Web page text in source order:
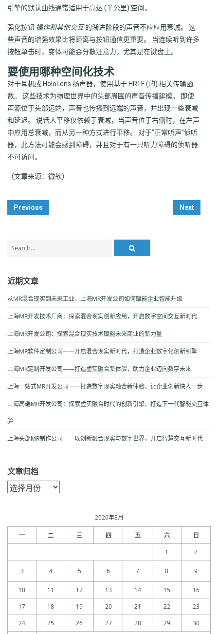
引擎的默认曲线通常适用于高达 (半公里) 空间。
强化按钮 操作和其他交互的渐进阶段的声音不应应用衰减。 这
些声音的增强效果比将距离与按钮通信更重要。 当连续听到许多
按钮单击时，变体可能会分散注意力，尤其是在键盘上。
要使用哪种空间化技术
对于耳机或 HoloLens 扬声器，使用基于 HRTF (的) 相关传输函
数。 这些技术为物理世界中的头部周围的声音传播建模。 即使
声源位于头部远端，声音也传播到远端的声音，并出现一些衰减
和延迟。 说话人平移仅依赖于衰减，当声音位于右侧时，在左声
中应用总衰减，而从另一种方式进行平移。 对于”正常听声”侦听
器，此方法可能会感到障碍，并且对于有一只听力障碍的侦听器
不可访问。
（文章来源：微软）
Post
Navigation
Previous Next
for:
近期文章
从MR混合现实到未来工业，上海MR开发公司如何赋能企业智能升级
上海MR开发技术厂商：探索混合现实创新应用，开启数字空间交互新时代
上海MR开发公司：探索混合现实技术赋能未来商业的新力量
上海MR软件定制公司——开启混合现实新时代，打造企业数字化创新引擎
上海MR定制开发公司——打造虚实融合新体验，助力企业迈向数字未来
上海一站式MR开发公司——打造数字现实融合新体验，让企业创新快人一步
上海高端MR开发公司：探索虚实融合时代的创新引擎，打造下一代智能交互体
验
上海头部MR制作公司——以创新融合现实与数字世界，开启智慧交互新时代
文章归档
文
章
2026年8月
一 二 三 四 五 六
日
1
2
3 4 5 6 7 8 9
10 11 12 13 14 15
16
17
18 19 20 21 22
23
24
25 26 27 28 29 30